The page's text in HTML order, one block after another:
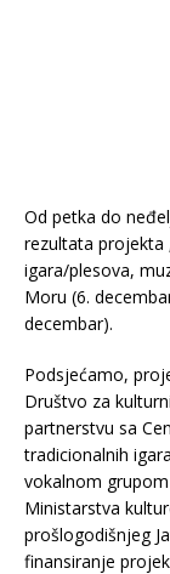
Od petka do
rezultata projekta
igara/plesova,
Moru (6.
decembar).
Podsjećamo,
Društvo za
partnerstvu sa
tradicionalnih
vokalnom
Ministarstva
prošlogodišnjeg
finansiranje